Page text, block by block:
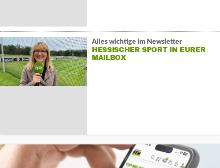
Alles wichtige im Newsletter
HESSISCHER SPORT IN EURER
MAILBOX